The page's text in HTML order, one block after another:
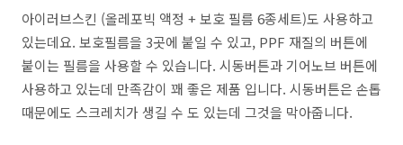
아이러브스킨 (올레포빅 액정 + 보호 필름 6종세트)도 사용하고
있는데요. 보호필름을 3곳에 붙일 수 있고, PPF 재질의 버튼에
붙이는 필름을 사용할 수 있습니다. 시동버튼과 기어노브 버튼에
사용하고 있는데 만족감이 꽤 좋은 제품 입니다. 시동버튼은 손톱
때문에도 스크레치가 생길 수 도 있는데 그것을 막아줍니다.